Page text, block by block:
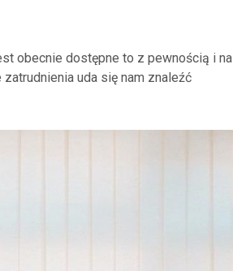
obecnie dostępne to z pewnością i na
uda się nam znaleźć